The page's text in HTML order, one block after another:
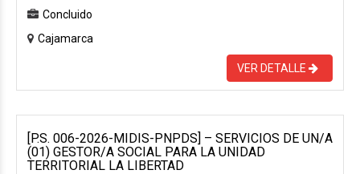
Concluido
Cajamarca
VER DETALLE
[P.S. 006-2026-MIDIS-PNPDS] – SERVICIOS DE UN/A
(01) GESTOR/A SOCIAL PARA LA UNIDAD
TERRITORIAL LA LIBERTAD